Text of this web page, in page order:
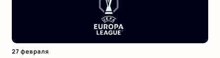
27 февраля